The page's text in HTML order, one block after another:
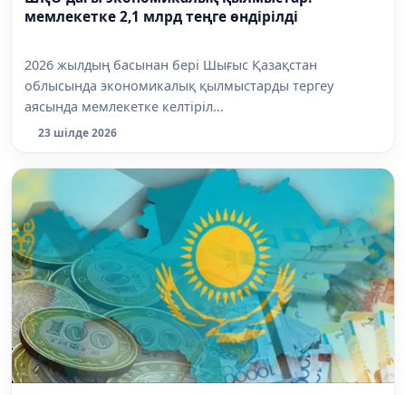
мемлекетке 2,1 млрд теңге өндірілді
2026 жылдың басынан бері Шығыс Қазақстан
облысында экономикалық қылмыстарды тергеу
аясында мемлекетке келтіріл...
23 шілде 2026